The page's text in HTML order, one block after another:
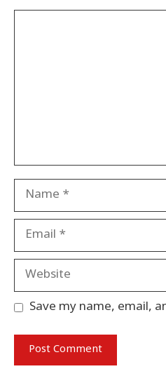
Name
Email
Website
Save my name, email,